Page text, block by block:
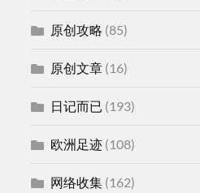
原创攻略 (85)
原创文章 (16)
日记而已 (193)
欧洲足迹 (108)
网络收集 (162)